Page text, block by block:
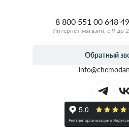
8 800 551 00 648
Интернет-магазин, с 9 до
Обратный